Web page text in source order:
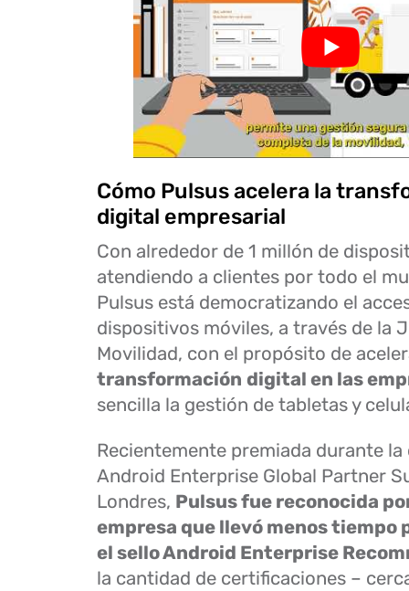
Cómo Pulsus acelera la
digital empresarial
Con alrededor de 1 millón de
atendiendo a clientes por todo el
Pulsus está democratizando el
dispositivos móviles, a través de la
Movilidad, con el propósito de
transformación digital en las
sencilla la gestión de tabletas y
Recientemente premiada durante la
Android Enterprise Global Partner
Londres, Pulsus fue reconocida
empresa que llevó menos tiempo
el sello Android Enterprise
la cantidad de certificaciones –